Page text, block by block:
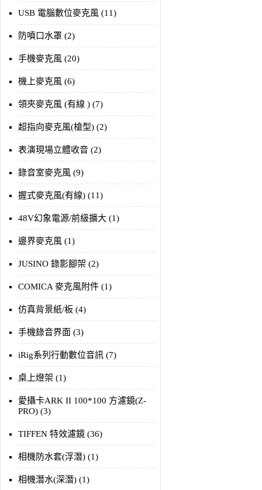
USB 電腦數位麥克風 (11)
防噴口水罩 (2)
手機麥克風 (20)
機上麥克風 (6)
領夾麥克風 (有線 ) (7)
超指向麥克風(槍型) (2)
表演現場立體收音 (2)
錄音室麥克風 (9)
握式麥克風(有線) (11)
48V幻象電源/前級擴大 (1)
邊界麥克風 (1)
JUSINO 錄影腳架 (2)
COMICA 麥克風附件 (1)
仿真背景紙/板 (4)
手機錄音界面 (3)
iRig系列行動數位音訊 (7)
桌上燈架 (1)
愛攝卡ARK II 100*100 方濾鏡(Z-
PRO) (3)
TIFFEN 特效濾鏡 (36)
相機防水套(浮潛) (1)
相機潛水(深潛) (1)